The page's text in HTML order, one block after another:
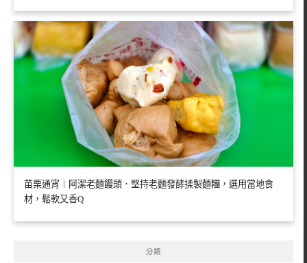
苗栗通宵︱阿潔老麵饅頭．堅持老麵發酵揉製麵糰，選用當地食
材，鬆軟又香Q
分類